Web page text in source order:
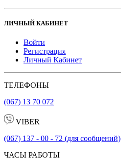
ЛИЧНЫЙ КАБИНЕТ
Войти
Регистрация
Личный Кабинет
ТЕЛЕФОНЫ
(067) 13 70 072
VIBER
(067) 137 - 00 - 72 (для сообщений)
ЧАСЫ РАБОТЫ